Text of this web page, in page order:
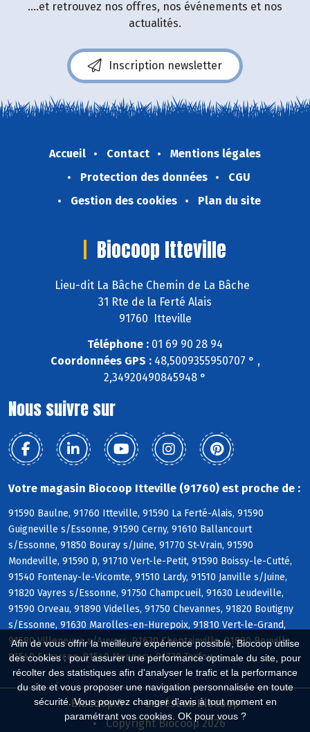
Afin de vous offrir la meilleure expérience possible, Biocoop utilise
des cookies : pour assurer une performance optimale du site, pour
récolter des statistiques afin d'analyser le trafic et la performance
du site et vous proposer une navigation personnalisée en toute
sécurité. Vous pouvez changer d'avis à tout moment en
paramétrant vos cookies. OK pour vous ?
....et retrouvez nos offres, nos événements et nos
actualités.
Inscription newsletter
Accueil Contact
Mentions légales
Protection des données
CGU
Gestion des cookies
Plan du site
Biocoop Itteville
Lieu-dit La Bâche Chemin de La Bâche
31 Rte de la Ferté Alais
91760 Itteville
Téléphone : 01 69 90 28 94
Coordonnées GPS :48,5009355950707 ° ,
2,34920490845948 °
Nous suivre sur
Votre magasin Biocoop Itteville (91760) est proche de :
91590 Baulne, 91760 Itteville, 91590 La Ferté-Alais, 91590
Guigneville s/Essonne, 91590 Cerny, 91610 Ballancourt
s/Essonne, 91850 Bouray s/Juine, 91770 St-Vrain, 91590
Mondeville, 91590 D, 91710 Vert-le-Petit, 91590 Boissy-le-Cutté,
91540 Fontenay-le-Vicomte, 91510 Lardy, 91510 Janville s/Juine,
91820 Vayres s/Essonne, 91750 Champcueil, 91630 Leudeville,
91590 Orveau, 91890 Videlles, 91750 Chevannes, 91820 Boutigny
s/Essonne, 91630 Marolles-en-Hurepoix, 91810 Vert-le-Grand,
91580 Villeneuve s/Auvers, 91630 Cheptainville, 91880 Bouville,
91540 Echarcon, 91540 Mennecy, 91730 Torfou
Biocoop.fr
Le réseau Biocoop
Copyright Biocoop 2026